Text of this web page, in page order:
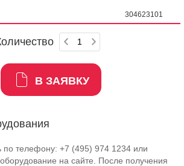
304623101
В ЗАЯВКУ
по телефону: +7 (495) 974 1234 или
на сайте. После получения